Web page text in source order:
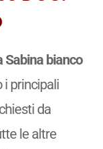
Sabina bianco
principali
da
le altre